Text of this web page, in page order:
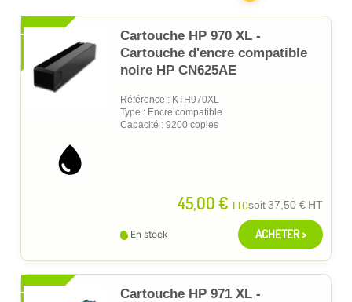
XL
Cartouche HP 970 XL -
Cartouche d'encre compatible
noire HP CN625AE
Référence : KTH970XL
Type : Encre compatible
Capacité : 9200 copies
45,00 € TTCsoit37,50 € HT
En stock ACHETER >
XL
Cartouche HP 971 XL -